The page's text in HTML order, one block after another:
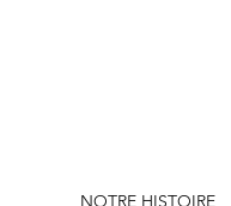
NOTRE HISTOIRE